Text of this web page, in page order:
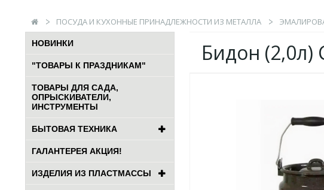
ПОСУДА И КУХОННЫЕ ПРИНАДЛЕЖНОСТИ ИЗ МЕТАЛЛА
НОВИНКИ
"ТОВАРЫ К ПРАЗДНИКАМ"
ТОВАРЫ ДЛЯ САДА,
ОПРЫСКИВАТЕЛИ,
ИНСТРУМЕНТЫ
БЫТОВАЯ ТЕХНИКА
ГАЛАНТЕРЕЯ АКЦИЯ!
ИЗДЕЛИЯ ИЗ ПЛАСТМАССЫ
Бидон